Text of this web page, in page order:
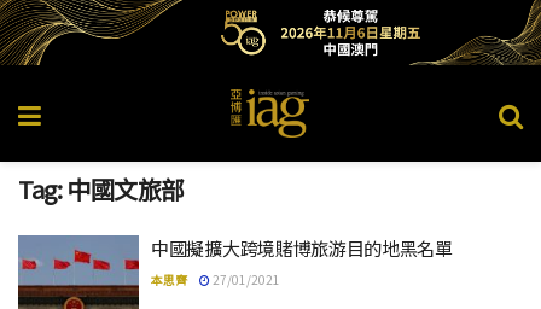
Tag:中國文旅部
中國擬擴大跨境賭博旅游目的地黑名單
本思齊 27/01/2021